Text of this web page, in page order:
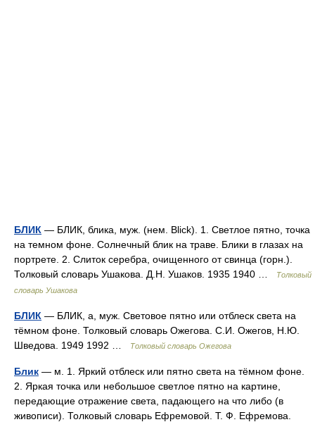
БЛИК — БЛИК, блика, муж. (нем. Blick). 1. Светлое пятно, точка
на темном фоне. Солнечный блик на траве. Блики в глазах на
портрете. 2. Слиток серебра, очищенного от свинца (горн.).
Толковый словарь Ушакова. Д.Н. Ушаков. 1935 1940 …
Толковый
словарь Ушакова
БЛИК — БЛИК, а, муж. Световое пятно или отблеск света на
тёмном фоне. Толковый словарь Ожегова. С.И. Ожегов, Н.Ю.
Шведова. 1949 1992 …
Толковый словарь Ожегова
Блик — м. 1. Яркий отблеск или пятно света на тёмном фоне.
2. Яркая точка или небольшое светлое пятно на картине,
передающие отражение света, падающего на что либо (в
живописи). Толковый словарь Ефремовой. Т. Ф. Ефремова.